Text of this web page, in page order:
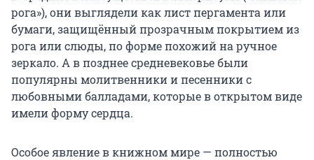
рога»), они выглядели как лист пергамента или
бумаги, защищённый прозрачным покрытием из
рога или слюды, по форме похожий на ручное
зеркало. А в позднее средневековье были
популярны молитвенники и песенники с
любовными балладами, которые в открытом виде
имели форму сердца.
Особое явление в книжном мире — полностью